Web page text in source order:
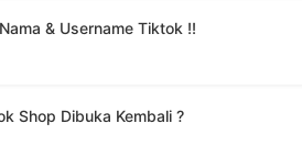
& Username Tiktok !!
Shop Dibuka Kembali ?